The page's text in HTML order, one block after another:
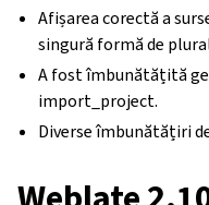
Afișarea corectă a
singură formă de
A fost îmbunătățită
import_project.
Diverse îmbunătățiri